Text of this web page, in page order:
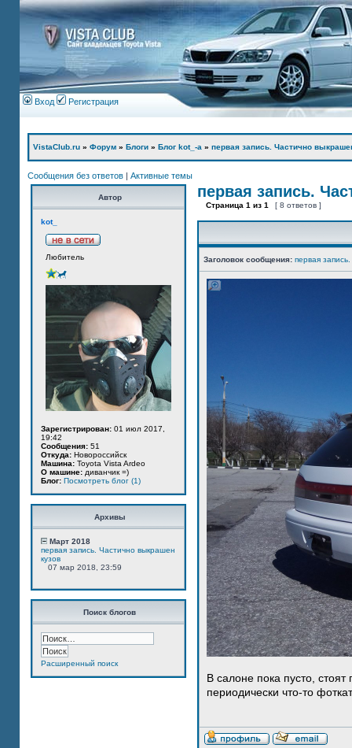
Вход Регистрация
VistaClub.ru » Форум » Блоги » Блог kot_-а » первая запись. Частично
Сообщения без ответов | Активные темы
Автор
kot_
Любитель
Зарегистрирован: 01 июл 2017,
19:42
Сообщения: 51
Откуда: Новороссийск
Машина: Toyota Vista Ardeo
О машине: диванчик =)
Блог: Посмотреть блог (1)
Архивы
Март 2018
первая запись. Частично выкрашен
кузов
07 мар 2018, 23:59
Поиск блогов
Расширенный поиск
первая запись.
Страница 1 из 1 [ 8 ответов ]
Заголовок сообщения: первая
В салоне пока пусто,
периодически что-то